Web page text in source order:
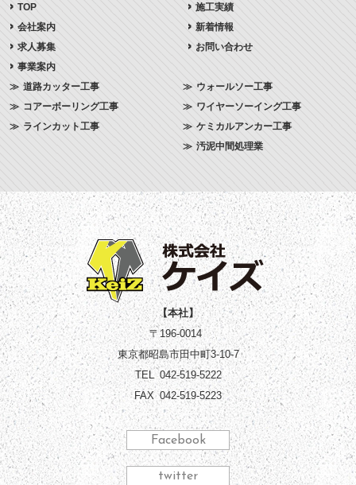
TOP
施工実績
会社案内
新着情報
事業案内
道路カッター工事
コアーボーリング工事
ラインカット工事
ウォールソー工事
ワイヤーソーイング工事
ケミカルアンカー工事
汚泥中間処理業
求人募集 お問い合わせ
【本社】
〒196-0014
東京都昭島市田中町3-10-7
TEL042-519-5222
FAX042-519-5223
Facebook
twitter